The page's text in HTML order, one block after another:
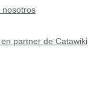
nosotros
partner de Catawiki